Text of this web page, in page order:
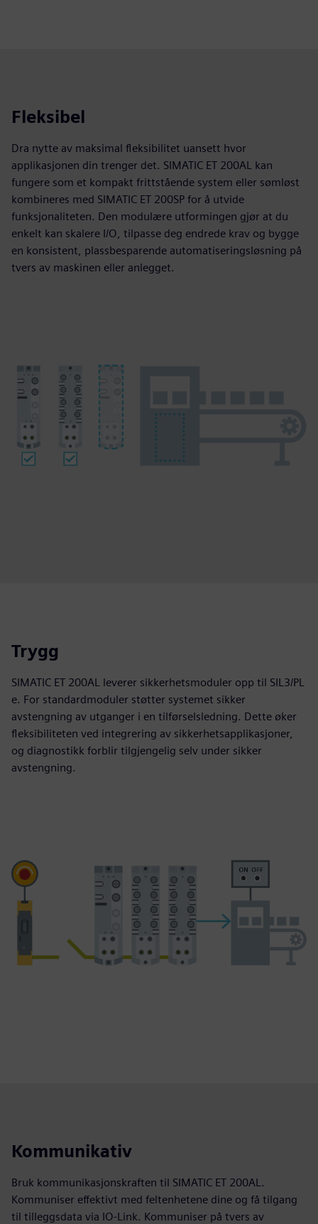
Fleksibel
Dra nytte av maksimal fleksibilitet uansett hvor
applikasjonen din trenger det. SIMATIC ET 200AL kan
fungere som et kompakt frittstående system eller sømløst
kombineres med SIMATIC ET 200SP for å utvide
funksjonaliteten. Den modulære utformingen gjør at du
enkelt kan skalere I/O, tilpasse deg endrede krav og bygge
en konsistent, plassbesparende automatiseringsløsning på
tvers av maskinen eller anlegget.
Trygg
SIMATIC ET 200AL leverer sikkerhetsmoduler opp til SIL3/PL
e. For standardmoduler støtter systemet sikker
avstengning av utganger i en tilførselsledning. Dette øker
fleksibiliteten ved integrering av sikkerhetsapplikasjoner,
og diagnostikk forblir tilgjengelig selv under sikker
avstengning.
Kommunikativ
Bruk kommunikasjonskraften til SIMATIC ET 200AL.
Kommuniser effektivt med feltenhetene dine og få tilgang
til tilleggsdata via IO‑Link. Kommuniser på tvers av